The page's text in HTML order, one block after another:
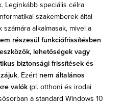
Leginkább speciális célra
szakemberek által
alkalmasak, mivel a
részesül funkciófrissítésben
lehetőségek vagy
biztonsági frissítések és
. Ezért nem általános
valók (pl. otthoni és irodai
a standard Windows 10